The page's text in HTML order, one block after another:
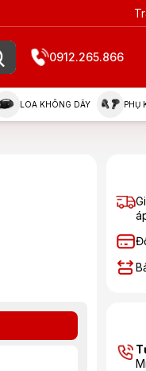
0912.265.866
LOA KHÔNG DÂY PHỤ